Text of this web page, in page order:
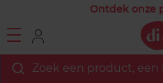
Ontdek onze
Zoek een product, een